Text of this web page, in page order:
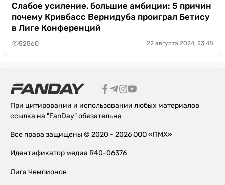
Слабое усиление, большие амбиции: 5 причин
почему Кривбасс Вернидуба проиграл Бетису
в Лиге Конференций
52560 22 августа 2024, 23:48
При цитировании и использовании любых материалов
ссылка на "FanDay" обязательна
Все права защищены © 2020 - 2026 ООО «ПМХ»
Идентификатор медиа R40-06376
Лига Чемпионов